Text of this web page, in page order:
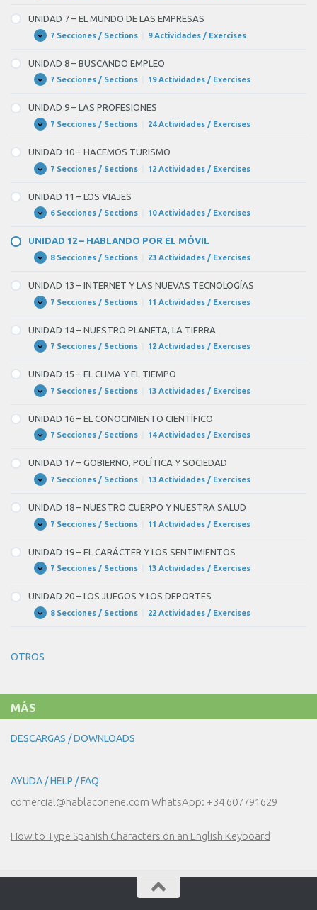
–
visto
a
Aitor?
Creo
trabajaba
en
una
constructora…
Sí,
le
fue
muy
porque
BLANK
4
of
siendo
director
de
la
–
mediodía,
dónde
comes
normalmente?
7
en
Mi
trabajo
muy
y
–
SERVICIOS
DE
PROTECCIÓN
SEGURIDAD
UNIDAD 7 – EL MUNDO DE LAS EMPRESAS
Expandir
UNIDAD
–
EL
MUNDO
EMPRESAS
7 Secciones / Sections 9 Actividades / Exercises
UNIDAD 8 – BUSCANDO EMPLEO
Expandir
UNIDAD
–
BUSCANDO
EMPLEO
7 Secciones / Sections 19 Actividades / Exercises
UNIDAD 9 – LAS PROFESIONES
Expandir
UNIDAD
–
LAS
PROFESIONES
7 Secciones / Sections 24 Actividades / Exercises
UNIDAD 10 – HACEMOS TURISMO
Expandir
UNIDAD
–
HACEMOS
TURISMO
7 Secciones / Sections 12 Actividades / Exercises
UNIDAD 11 – LOS VIAJES
Expandir
UNIDAD
–
LOS
VIAJES
6 Secciones / Sections 10 Actividades / Exercises
UNIDAD 12 – HABLANDO POR EL MÓVIL
Expandir
UNIDAD
–
HABLANDO
POR
EL
8 Secciones / Sections 23 Actividades / Exercises
UNIDAD 13 – INTERNET Y LAS NUEVAS TECNOLOGÍAS
Expandir
UNIDAD
–
INTERNET
Y
LAS
TECNOLOGÍAS
7 Secciones / Sections 11 Actividades / Exercises
UNIDAD 14 – NUESTRO PLANETA, LA TIERRA
Expandir
UNIDAD
–
NUESTRO
PLANETA,
LA
7 Secciones / Sections 12 Actividades / Exercises
UNIDAD 15 – EL CLIMA Y EL TIEMPO
Expandir
UNIDAD
–
EL
CLIMA
TIEMPO
7 Secciones / Sections 13 Actividades / Exercises
UNIDAD 16 – EL CONOCIMIENTO CIENTÍFICO
Expandir
UNIDAD
–
EL
CONOCIMIENTO
CIENTÍFICO
7 Secciones / Sections 14 Actividades / Exercises
UNIDAD 17 – GOBIERNO, POLÍTICA Y SOCIEDAD
Expandir
UNIDAD
–
GOBIERNO,
POLÍTICA
Y
7 Secciones / Sections 13 Actividades / Exercises
UNIDAD 18 – NUESTRO CUERPO Y NUESTRA SALUD
Expandir
UNIDAD
–
NUESTRO
CUERPO
Y
SALUD
7 Secciones / Sections 11 Actividades / Exercises
UNIDAD 19 – EL CARÁCTER Y LOS SENTIMIENTOS
Expandir
UNIDAD
–
EL
CARÁCTER
Y
7 Secciones / Sections 13 Actividades / Exercises
UNIDAD 20 – LOS JUEGOS Y LOS DEPORTES
Expandir
UNIDAD
JUEGOS
8 Secciones / Sections 22 Actividades / Exercises
OTROS
MÁS
DESCARGAS / DOWNLOADS
AYUDA / HELP / FAQ
comercial@hablaconene.com WhatsApp: +34 607791629
How to Type Spanish Characters on an English Keyboard